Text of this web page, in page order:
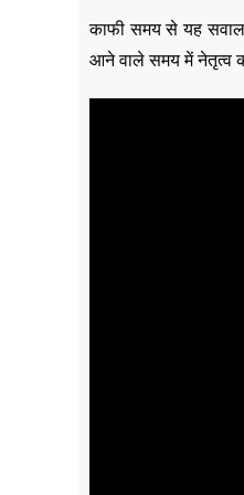
काफी समय से यह सवाल
आने वाले समय में नेतृत्व